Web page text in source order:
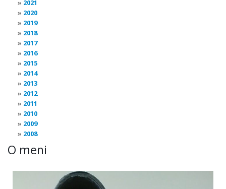
2021
2020
2019
2018
2017
2016
2015
2014
2013
2012
2011
2010
2009
2008
O meni